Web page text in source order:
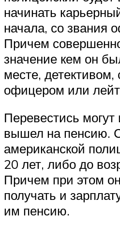
начинать
начала, со звания
Причем
значение кем он
месте, детективом,
офицером или
Перевестись могут
вышел на пенсию.
американской
20 лет, либо до
Причем при этом
получать и
им пенсию.